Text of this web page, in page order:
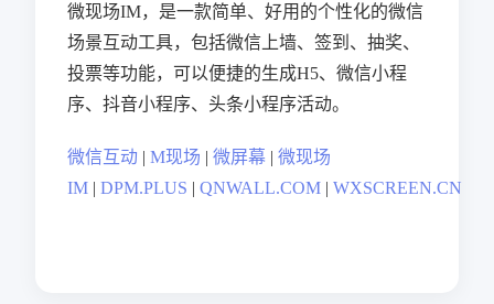
微现场IM，是一款简单、好用的个性化的微信
场景互动工具，包括微信上墙、签到、抽奖、
投票等功能，可以便捷的生成H5、微信小程
序、抖音小程序、头条小程序活动。
微信互动 | M现场 | 微屏幕 | 微现场
IM | DPM.PLUS | QNWALL.COM | WXSCREEN.CN